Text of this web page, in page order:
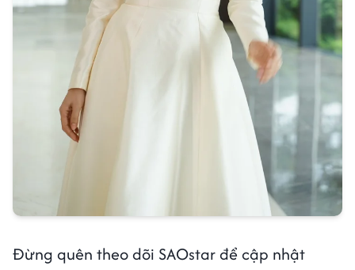
Đừng quên theo dõi SAOstar để cập nhật